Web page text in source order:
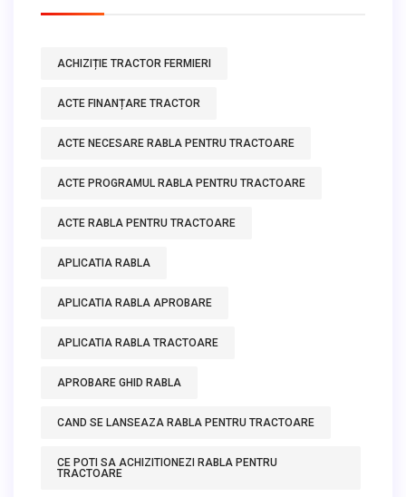
ACHIZIȚIE TRACTOR FERMIERI
ACTE FINANȚARE TRACTOR
ACTE NECESARE RABLA PENTRU TRACTOARE
ACTE PROGRAMUL RABLA PENTRU TRACTOARE
ACTE RABLA PENTRU TRACTOARE
APLICATIA RABLA
APLICATIA RABLA APROBARE
APLICATIA RABLA TRACTOARE
APROBARE GHID RABLA
CAND SE LANSEAZA RABLA PENTRU TRACTOARE
CE POTI SA ACHIZITIONEZI RABLA PENTRU
TRACTOARE